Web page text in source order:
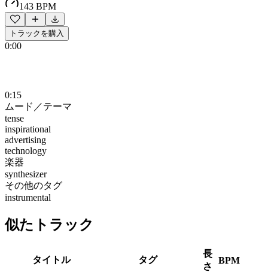
143 BPM
トラックを購入
0:00
0:15
ムード／テーマ
tense
inspirational
advertising
technology
楽器
synthesizer
その他のタグ
instrumental
似たトラック
タイトル タグ
長
さ
BPM